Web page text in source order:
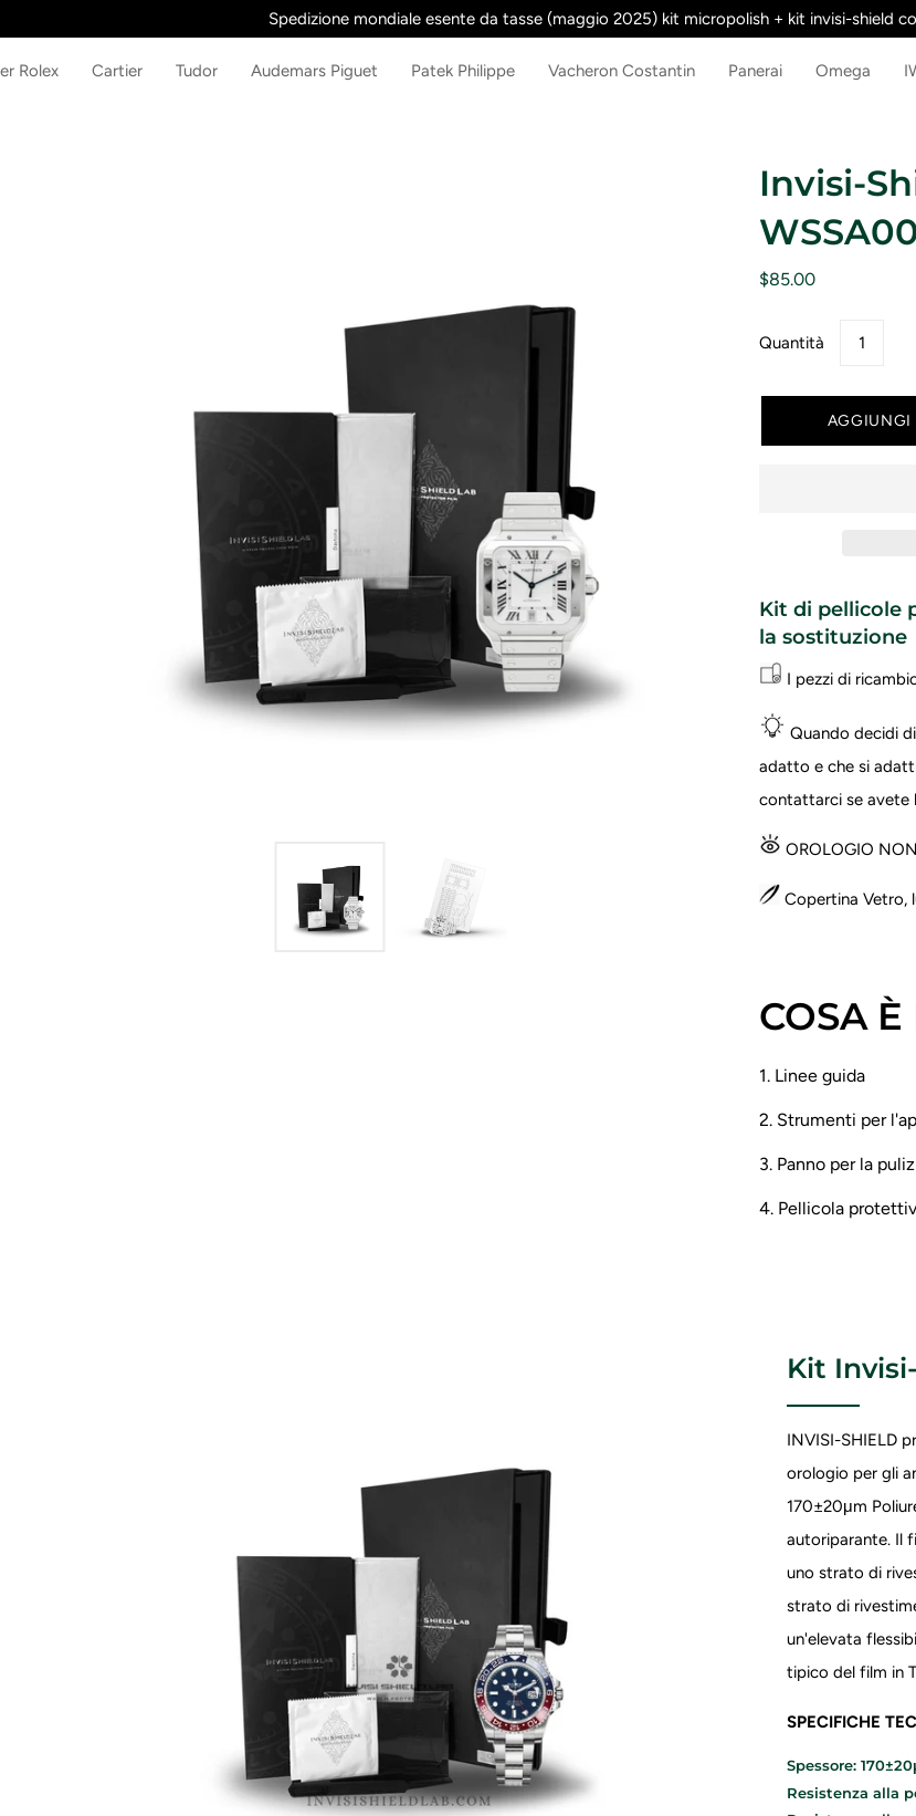
al
contenuto
Spedizione mondiale esente da tasse (maggio 2025) kit micropolish + kit invisi-shield
Rolex Cartier Tudor Audemars Piguet Patek Philippe Vacheron Costantin Panerai Omega
Invisi-
$85.00
Quantità
AGGIUNGI
Kit di pellicole
la sostituzione
I pezzi di
Quando decidi
adatto e che si
contattarci se avete
OROLOGIO
Copertina Vetro,
COSA
1. Linee guida
2. Strumenti per
3. Panno per la
4. Pellicola
Kit
INVISI-SHIELD
orologio per gli
170±20μm
autoriparante. Il
uno strato di
strato di
un'elevata
tipico del film in
SPECIFICHE
Spessore:
Resistenza alla